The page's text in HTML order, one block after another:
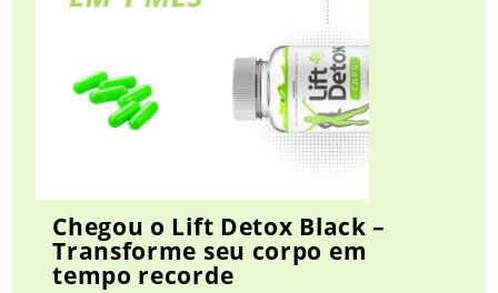
Chegou o Lift Detox Black –
Transforme seu corpo em
tempo recorde